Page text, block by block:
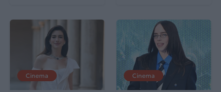
Cinema Cinema